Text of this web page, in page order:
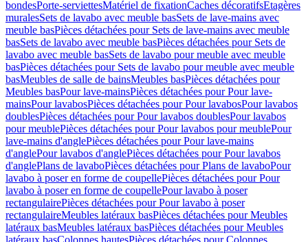
bondesPorte-serviettesMatériel de fixationCaches décoratifsEtagères
muralesSets de lavabo avec meuble basSets de lave-mains avec
meuble basPièces détachées pour Sets de lave-mains avec meuble
basSets de lavabo avec meuble basPièces détachées pour Sets de
lavabo avec meuble basSets de lavabo pour meuble avec meuble
basPièces détachées pour Sets de lavabo pour meuble avec meuble
basMeubles de salle de bainsMeubles basPièces détachées pour
Meubles basPour lave-mainsPièces détachées pour Pour lave-
mainsPour lavabosPièces détachées pour Pour lavabosPour lavabos
doublesPièces détachées pour Pour lavabos doublesPour lavabos
pour meublePièces détachées pour Pour lavabos pour meublePour
lave-mains d'anglePièces détachées pour Pour lave-mains
d'anglePour lavabos d'anglePièces détachées pour Pour lavabos
d'anglePlans de lavaboPièces détachées pour Plans de lavaboPour
lavabo à poser en forme de coupellePièces détachées pour Pour
lavabo à poser en forme de coupellePour lavabo à poser
rectangulairePièces détachées pour Pour lavabo à poser
rectangulaireMeubles latéraux basPièces détachées pour Meubles
latéraux basMeubles latéraux basPièces détachées pour Meubles
latéraux basColonnes hautesPièces détachées pour Colonnes